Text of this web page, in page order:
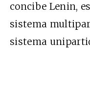
concibe Lenin,
sistema
sistema